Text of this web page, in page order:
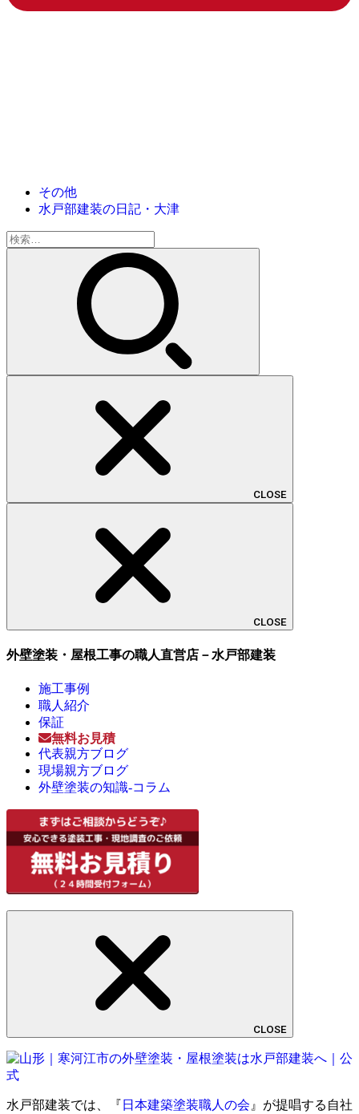
その他
水戸部建装の日記・大津
検
索:
CLOSE
CLOSE
外壁塗装・屋根工事の職人直営店－水戸部建装
施工事例
職人紹介
保証
無料お見積
代表親方ブログ
現場親方ブログ
外壁塗装の知識-コラム
CLOSE
水戸部建装では、『 日本建築塗装職人の会 』が提唱する自社